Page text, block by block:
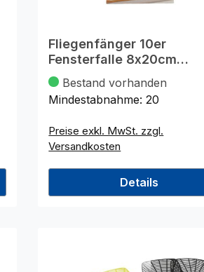
Fliegenfänger 10er
Fensterfalle 8x20cm
selbstkle.
Bestand vorhanden
Mindestabnahme:20
Preise exkl. MwSt. zzgl.
Versandkosten
Details